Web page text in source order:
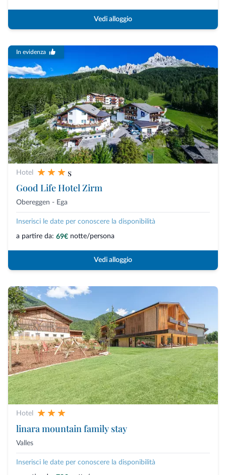
Vedi alloggio
In evidenza
Hotel
s
Good Life Hotel Zirm
Obereggen - Ega
Inserisci le date per conoscere la disponibilità
a partire da: 69€ notte/persona
Vedi alloggio
Hotel
linara mountain family stay
Valles
Inserisci le date per conoscere la disponibilità